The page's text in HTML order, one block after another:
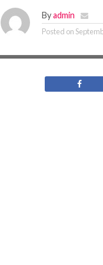
Byadmin
Posted on